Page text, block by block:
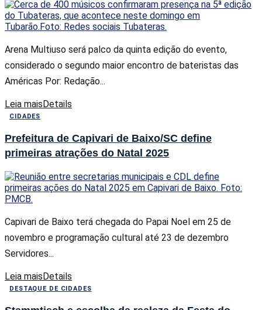
Arena Multiuso será palco da quinta edição do evento,
considerado o segundo maior encontro de bateristas das
Américas Por: Redação...
Leia maisDetails
CIDADES
Prefeitura de Capivari de Baixo/SC define
primeiras atrações do Natal 2025
Capivari de Baixo terá chegada do Papai Noel em 25 de
novembro e programação cultural até 23 de dezembro
Servidores...
Leia maisDetails
DESTAQUE DE CIDADES